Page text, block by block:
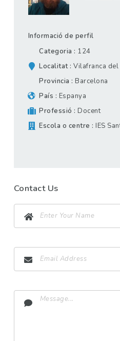
Informació de perfil
Categoria
124
Localitat Vilafranca del
Provincia
Barcelona
País
Espanya
Professió
Docent
Escola o centre
IES
Contact Us